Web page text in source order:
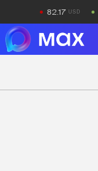
82.17